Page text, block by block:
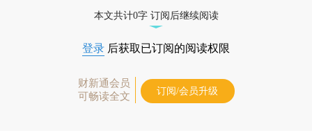
本文共计0字 订阅后继续阅读
登录 后获取已订阅的阅读权限
财新通会员
可畅读全文
订阅/会员升级